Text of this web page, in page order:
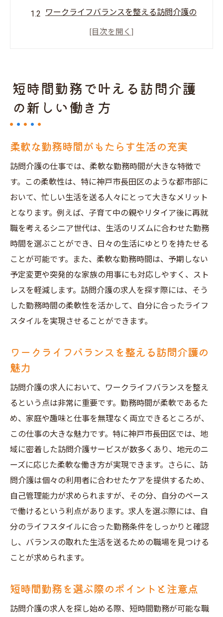
ワークライフバランスを整える訪問介護の
家族や趣味と両立するための工夫
短時間勤務が可能な求人の見つけ方
神戸市長田区で見つける訪問介護求人の秘密
求人サイトの効果的な活用術
地元企業ならではのメリットとは
訪問介護求人で求められるスキルと資格
神戸市長田区の介護求人市場の動向
未経験者でも安心して働ける環境を探す
訪問介護求人探しで活用したい神戸市の便利ツ
ール
福祉相談窓口の利用法とそのメリット
求人情報を収集するためのアプリとウェブ
サイト
神戸市のハローワークの活用術
訪問介護の研修プログラムをチェック
り
地域密着型の求人情報で理想の職場を見つけよ
う
地域特有の介護ニーズを知ろう
地元密着型の企業文化を楽しむ
訪問介護での地域貢献の形
理想の職場環境を選ぶためのチェックポイ
ント
地元企業でのキャリアパスを考える
地元コミュニティとの連携とその魅力
短時間勤務が可能な訪問介護求人のポイント
柔軟なシフト制度の導入事例
短時間勤務における給与体系の理解
短時間勤務で叶える訪問介護
の新しい働き方
柔軟な勤務時間がもたらす生活の充実
訪問介護の仕事では、柔軟な勤務時間が大きな特徴で
す。この柔軟性は、特に神戸市長田区のような都市部に
おいて、忙しい生活を送る人々にとって大きなメリット
となります。例えば、子育て中の親やリタイア後に再就
職を考えるシニア世代は、生活のリズムに合わせた勤務
時間を選ぶことができ、日々の生活にゆとりを持たせる
ことが可能です。また、柔軟な勤務時間は、予期しない
予定変更や突発的な家族の用事にも対応しやすく、スト
レスを軽減します。訪問介護の求人を探す際には、そう
した勤務時間の柔軟性を活かして、自分に合ったライフ
スタイルを実現させることができます。
ワークライフバランスを整える訪問介護の
魅力
訪問介護の求人において、ワークライフバランスを整え
るという点は非常に重要です。勤務時間が柔軟であるた
め、家庭や趣味と仕事を無理なく両立できるところが、
この仕事の大きな魅力です。特に神戸市長田区では、地
域に密着した訪問介護サービスが数多くあり、地元のニ
ーズに応じた柔軟な働き方が実現できます。さらに、訪
問介護は個々の利用者に合わせたケアを提供するため、
自己管理能力が求められますが、その分、自分のペース
で働けるという利点があります。求人を選ぶ際には、自
分のライフスタイルに合った勤務条件をしっかりと確認
し、バランスの取れた生活を送るための職場を見つける
ことが求められます。
短時間勤務を選ぶ際のポイントと注意点
訪問介護の求人を探し始める際、短時間勤務が可能な職